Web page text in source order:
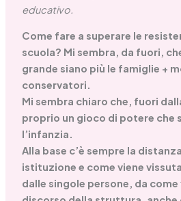
educativo.
Come fare a superare le
scuola? Mi sembra, da fuori,
grande siano più le famiglie +
conservatori.
Mi sembra chiaro che, fuori
proprio un gioco di potere che
l’infanzia.
Alla base c’è sempre la
istituzione e come viene
dalle singole persone, da